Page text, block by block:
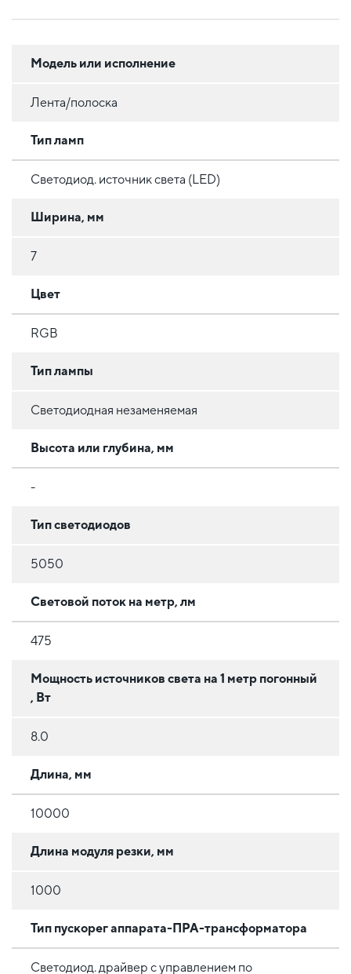
Модель или исполнение
Лента/полоска
Тип ламп
Светодиод. источник света (LED)
Ширина, мм
7
Цвет
RGB
Тип лампы
Светодиодная незаменяемая
Высота или глубина, мм
-
Тип светодиодов
5050
Световой поток на метр, лм
475
Мощность источников света на 1 метр погонный
, Вт
8.0
Длина, мм
10000
Длина модуля резки, мм
1000
Тип пускорег аппарата-ПРА-трансформатора
Светодиод. драйвер с управлением по